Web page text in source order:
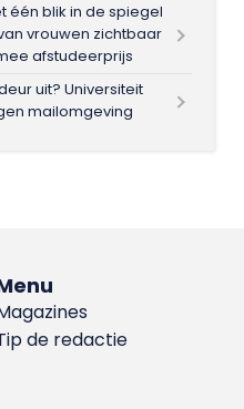
één blik in de spiegel
vrouwen zichtbaar
afstudeerprijs
uit? Universiteit
mailomgeving
de redactie